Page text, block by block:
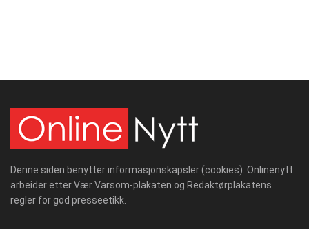
Denne siden benytter informasjonskapsler (cookies). Onlinenytt
arbeider etter Vær Varsom-plakaten og Redaktørplakatens
regler for god presseetikk.